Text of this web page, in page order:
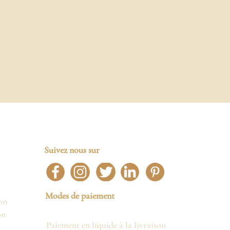
Suivez nous sur
Modes de paiement
Paiement en liquide à la livraison